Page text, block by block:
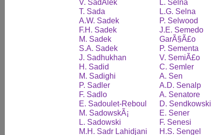
V. SadÃ­lek
T. Sada
A.W. Sadek
F.H. Sadek
M. Sadek
S.A. Sadek
J. Sadhukhan
H. Sadid
M. Sadighi
P. Sadler
F. Sadlo
E. Sadoulet-Reboul
M. SadowskÃ¡
L. Sadowski
M.H. Sadr Lahidjani
L. Selna
L.G. Selna
P. Selwood
J.E. Semedo
GarÃ§Ã£o
P. Sementa
V. SemiÃ£o
C. Semler
A. Sen
A.D. Senalp
A. Senatore
D. Sendkowski
E. Sener
F. Senesi
H.S. Sengel